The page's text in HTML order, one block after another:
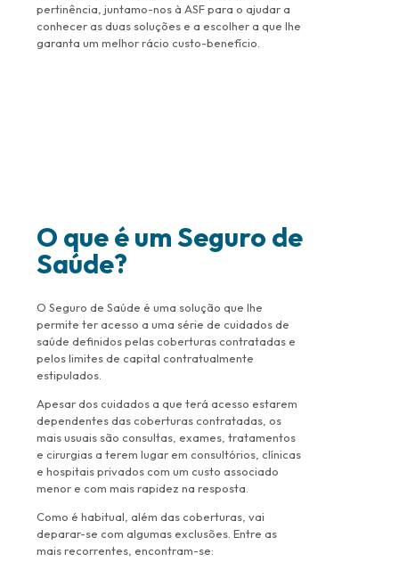
pertinência, juntamo-nos à ASF para o ajudar a
conhecer as duas soluções e a escolher a que lhe
garanta um melhor rácio custo-benefício.
O que é um Seguro de
Saúde?
O Seguro de Saúde é uma solução que lhe
permite ter acesso a uma série de cuidados de
saúde definidos pelas coberturas contratadas e
pelos limites de capital contratualmente
estipulados.
Apesar dos cuidados a que terá acesso estarem
dependentes das coberturas contratadas, os
mais usuais são consultas, exames, tratamentos
e cirurgias a terem lugar em consultórios, clínicas
e hospitais privados com um custo associado
menor e com mais rapidez na resposta.
Como é habitual, além das coberturas, vai
deparar-se com algumas exclusões. Entre as
mais recorrentes, encontram-se: